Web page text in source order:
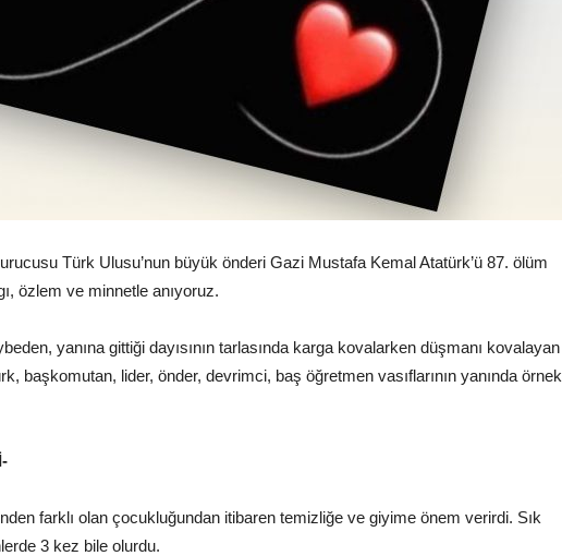
Türk Ulusu’nun büyük önderi Gazi Mustafa Kemal Atatürk’ü 87. ölüm
özlem ve minnetle anıyoruz.
yanına gittiği dayısının tarlasında karga kovalarken düşmanı kovalayan
başkomutan, lider, önder, devrimci, baş öğretmen vasıflarının yanında örnek
farklı olan çocukluğundan itibaren temizliğe ve giyime önem verirdi. Sık
3 kez bile olurdu.